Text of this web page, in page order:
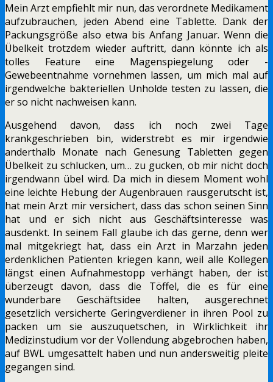
Mein Arzt empfiehlt mir nun, das verordnete Medikament
aufzubrauchen, jeden Abend eine Tablette. Dank der
Packungsgröße also etwa bis Anfang Januar. Wenn die
Übelkeit trotzdem wieder auftritt, dann könnte ich als
tolles Feature eine Magenspiegelung oder -
Gewebeentnahme vornehmen lassen, um mich mal auf
irgendwelche bakteriellen Unholde testen zu lassen, die
er so nicht nachweisen kann.
Ausgehend davon, dass ich noch zwei Tage
krankgeschrieben bin, widerstrebt es mir irgendwie
anderthalb Monate nach Genesung Tabletten gegen
Übelkeit zu schlucken, um… zu gucken, ob mir nicht doch
irgendwann übel wird. Da mich in diesem Moment wohl
eine leichte Hebung der Augenbrauen rausgerutscht ist,
hat mein Arzt mir versichert, dass das schon seinen Sinn
hat und er sich nicht aus Geschäftsinteresse was
ausdenkt. In seinem Fall glaube ich das gerne, denn wer
mal mitgekriegt hat, dass ein Arzt in Marzahn jeden
erdenklichen Patienten kriegen kann, weil alle Kollegen
längst einen Aufnahmestopp verhängt haben, der ist
überzeugt davon, dass die Töffel, die es für eine
wunderbare Geschäftsidee halten, ausgerechnet
gesetzlich versicherte Geringverdiener in ihren Pool zu
packen um sie auszuquetschen, in Wirklichkeit ihr
Medizinstudium vor der Vollendung abgebrochen haben,
auf BWL umgesattelt haben und nun andersweitig pleite
gegangen sind.